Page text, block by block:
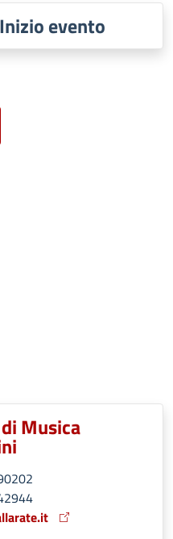
evento
Musica